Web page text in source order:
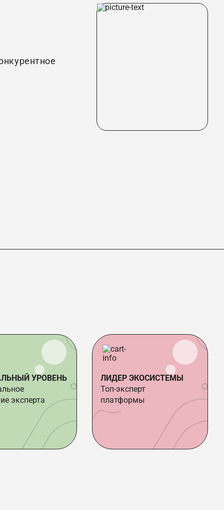
УРОВЕНЬ
эксперта
ЛИДЕР ЭКОСИСТЕМЫ
Топ-эксперт
платформы